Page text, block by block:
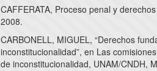
CAFFERATA, Proceso penal y
2008.
CARBONELL, MIGUEL, “Derechos
inconstitucionalidad”, en Las
de inconstitucionalidad, UNAM/CNDH,